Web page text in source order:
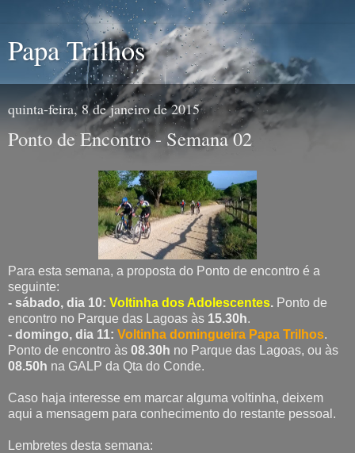
Papa Trilhos
quinta-feira, 8 de janeiro de 2015
Ponto de Encontro - Semana 02
Para esta semana, a proposta do Ponto de encontro é a
seguinte:
- sábado, dia 10: Voltinha dos Adolescentes. Ponto de
encontro no Parque das Lagoas às 15.30h.
- domingo, dia 11: Voltinha domingueira Papa Trilhos.
Ponto de encontro às 08.30h no Parque das Lagoas, ou às
08.50h na GALP da Qta do Conde.
Caso haja interesse em marcar alguma voltinha, deixem
aqui a mensagem para conhecimento do restante pessoal.
Lembretes desta semana: